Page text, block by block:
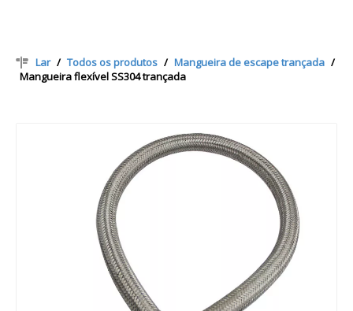
Lar / Todos os produtos / Mangueira de escape trançada /
Mangueira flexível SS304 trançada